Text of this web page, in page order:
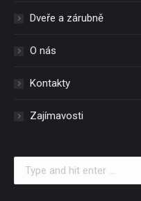
Dveře a zárubně
O nás
Kontakty
Zajímavosti
Search: